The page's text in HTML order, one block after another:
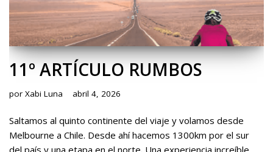
11º ARTÍCULO RUMBOS
por Xabi Luna abril 4, 2026
Saltamos al quinto continente del viaje y volamos desde
Melbourne a Chile. Desde ahí hacemos 1300km por el sur